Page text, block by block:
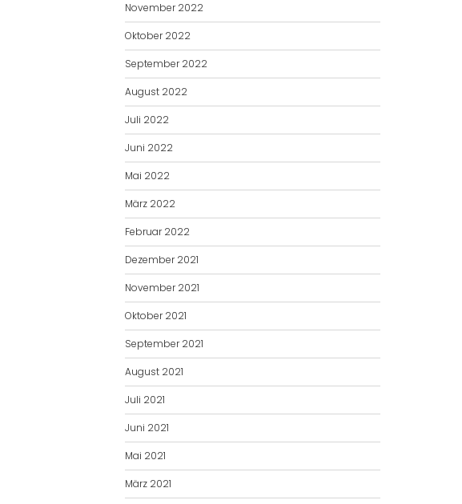
November 2022
Oktober 2022
September 2022
August 2022
Juli 2022
Juni 2022
Mai 2022
März 2022
Februar 2022
Dezember 2021
November 2021
Oktober 2021
September 2021
August 2021
Juli 2021
Juni 2021
Mai 2021
März 2021